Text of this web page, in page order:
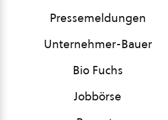
Pressemeldungen
Unternehmer-Bauer
Bio Fuchs
Jobbörse